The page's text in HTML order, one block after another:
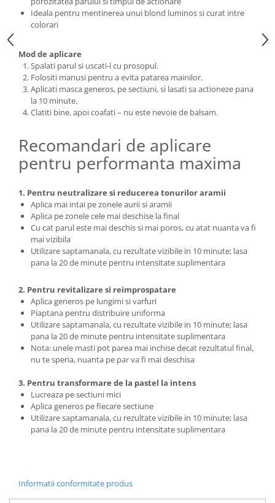
Ideala pentru mentinerea unui blond luminos si curat intre
colorari
Mod de aplicare
Spalati parul si uscati-l cu prosopul.
Folositi manusi pentru a evita patarea mainilor.
Aplicati masca generos, pe sectiuni, si lasati sa actioneze pana
la 10 minute.
Clatiti bine, apoi coafati – nu este nevoie de balsam.
Recomandari de aplicare
pentru performanta maxima
1. Pentru neutralizare si reducerea tonurilor aramii
Aplica mai intai pe zonele aurii si aramii
Aplica pe zonele cele mai deschise la final
Cu cat parul este mai deschis si mai poros, cu atat nuanta va fi
mai vizibila
Utilizare saptamanala, cu rezultate vizibile in 10 minute; lasa
pana la 20 de minute pentru intensitate suplimentara
2. Pentru revitalizare si reimprospatare
Aplica generos pe lungimi si varfuri
Piaptana pentru distribuire uniforma
Utilizare saptamanala, cu rezultate vizibile in 10 minute; lasa
pana la 20 de minute pentru intensitate suplimentara
Nota: unele masti pot parea mai inchise decat rezultatul final,
nu te speria, nuanta pe par va fi mai deschisa
3. Pentru transformare de la pastel la intens
Lucreaza pe sectiuni mici
Aplica generos pe fiecare sectiune
Utilizare saptamanala, cu rezultate vizibile in 10 minute; lasa
pana la 20 de minute pentru intensitate suplimentara
Informatii conformitate produs